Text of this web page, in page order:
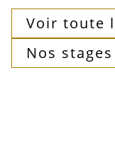
Voir toute
Nos